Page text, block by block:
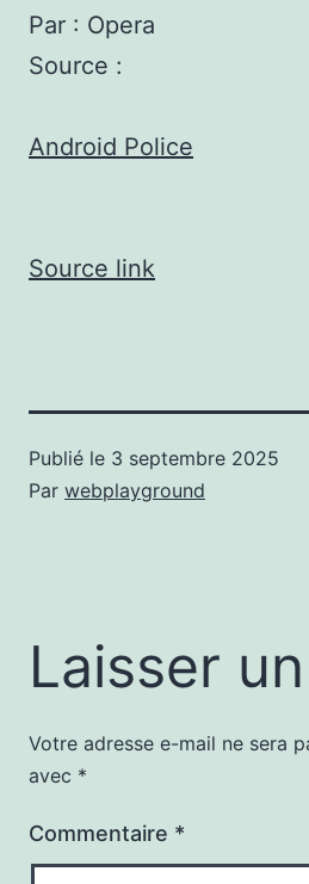
Par : Opera
Source :
Android Police
Source link
Publié le 3 septembre 2025
Par webplayground
Laisser
Votre adresse e-mail ne sera
avec *
Commentaire *